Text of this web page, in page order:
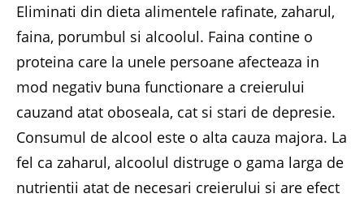
Eliminati din dieta alimentele rafinate, zaharul,
faina, porumbul si alcoolul. Faina contine o
proteina care la unele persoane afecteaza in
mod negativ buna functionare a creierului
cauzand atat oboseala, cat si stari de depresie.
Consumul de alcool este o alta cauza majora. La
fel ca zaharul, alcoolul distruge o gama larga de
nutrientii atat de necesari creierului si are efect